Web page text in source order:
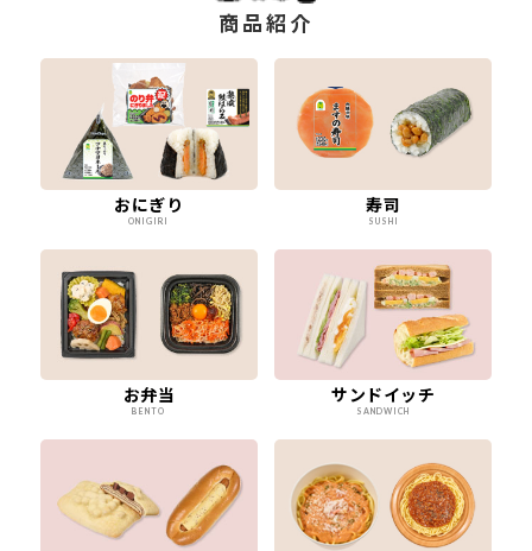
商品紹介
おにぎり
ONIGIRI
寿司
SUSHI
お弁当
BENTO
サンドイッチ
SANDWICH